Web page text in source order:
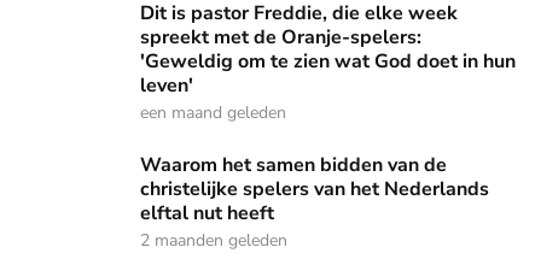
Dit is pastor Freddie, die elke week spreekt met de
Dit is pastor Freddie, die elke week
spreekt met de Oranje-spelers:
'Geweldig om te zien wat God doet in hun
leven'
een maand geleden
Waarom het samen bidden van de christelijke spelers
Waarom het samen bidden van de
christelijke spelers van het Nederlands
elftal nut heeft
2 maanden geleden